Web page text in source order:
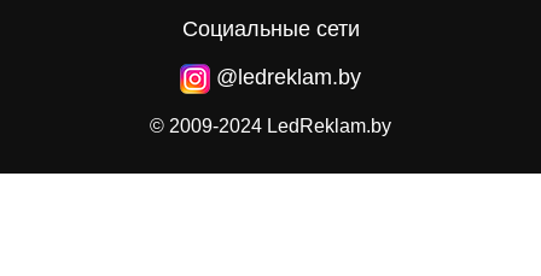
Социальные сети
@ledreklam.by
© 2009-2024 LedReklam.by